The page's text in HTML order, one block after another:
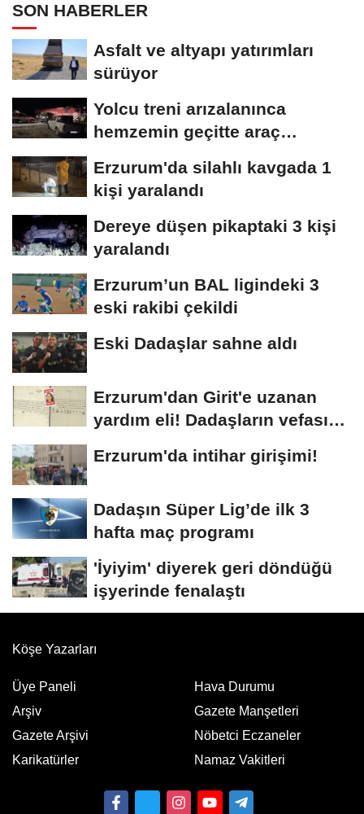
SON HABERLER
Asfalt ve altyapı yatırımları
sürüyor
Yolcu treni arızalanınca
hemzemin geçitte araç
Erzurum'da silahlı kavgada 1
kişi yaralandı
Dereye düşen pikaptaki 3 kişi
yaralandı
Erzurum’un BAL ligindeki 3
eski rakibi çekildi
Eski Dadaşlar sahne aldı
Erzurum'dan Girit'e uzanan
yardım eli! Dadaşların vefası
Erzurum'da intihar girişimi!
Dadaşın Süper Lig’de ilk 3
hafta maç programı
'İyiyim' diyerek geri döndüğü
işyerinde fenalaştı
Köşe Yazarları
Üye Paneli
Arşiv
Gazete Arşivi
Karikatürler
Hava Durumu
Gazete Manşetleri
Nöbetci Eczaneler
Namaz Vakitleri